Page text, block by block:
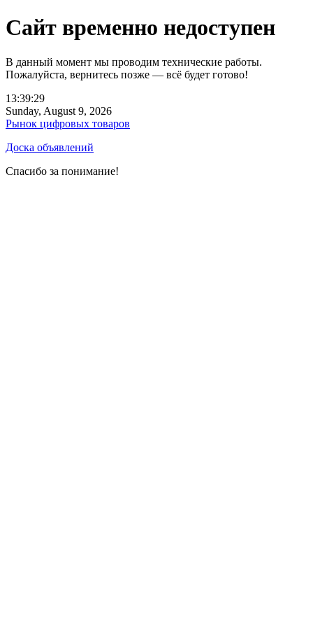
Сайт временно недоступен
В данный момент мы проводим технические работы.
Пожалуйста, вернитесь позже — всё будет готово!
13:39:29
Sunday, August 9, 2026
Рынок цифровых товаров
Доска объявлений
Спасибо за понимание!